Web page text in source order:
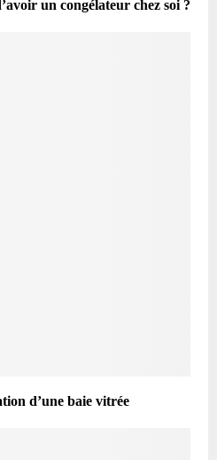
un congélateur chez soi ?
d’une baie vitrée